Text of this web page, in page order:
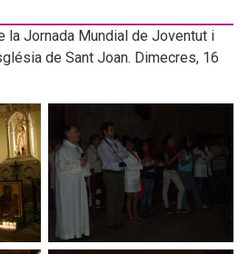
la Jornada Mundial de Joventut i
de Sant Joan. Dimecres, 16